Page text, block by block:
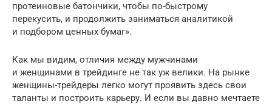
протеиновые батончики, чтобы по-быстрому
перекусить, и продолжить заниматься аналитикой
и подбором ценных бумаг».
Как мы видим, отличия между мужчинами
и женщинами в трейдинге не так уж велики. На рынке
женщины-трейдеры легко могут проявить здесь свои
таланты и построить карьеру. И если вы давно мечтаете